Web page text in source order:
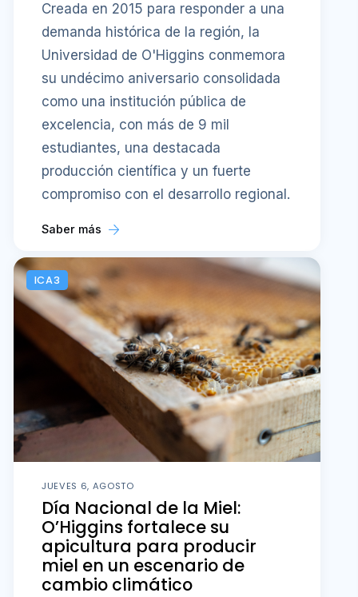
Creada en 2015 para responder a una
demanda histórica de la región, la
Universidad de O'Higgins conmemora
su undécimo aniversario consolidada
como una institución pública de
excelencia, con más de 9 mil
estudiantes, una destacada
producción científica y un fuerte
compromiso con el desarrollo regional.
Saber más
ICA3
JUEVES 6, AGOSTO
Día Nacional de la Miel:
O’Higgins fortalece su
apicultura para producir
miel en un escenario de
cambio climático